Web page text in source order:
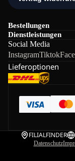
Bestellungen
Dienstleistungen
Social Media
InstagramTiktok
Lieferoptionen
FILIALFINDER
Datenschutz